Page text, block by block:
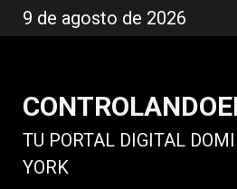
al
9 de agosto de 2026
TU PORTAL DIGITAL
YORK